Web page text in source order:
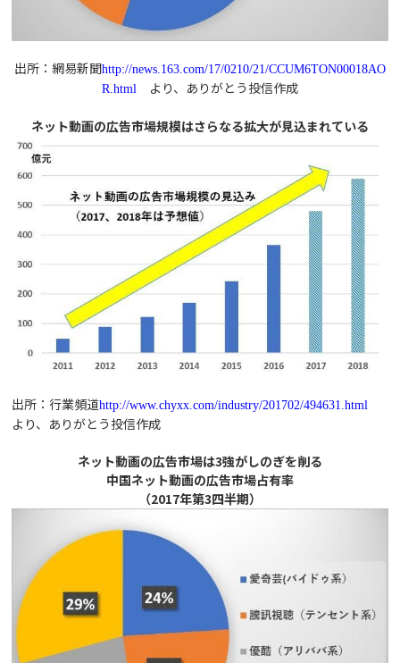
出所：網易新聞http://news.163.com/17/0210/21/CCUM6TON00018AO
R.html
より、ありがとう投信作成
ネット動画の広告市場規模はさらなる拡大が見込まれている
出所：行業頻道http://www.chyxx.com/industry/201702/494631.html
より、ありがとう投信作成
ネット動画の広告市場は3強がしのぎを削る
中国ネット動画の広告市場占有率
（2017年第3四半期）